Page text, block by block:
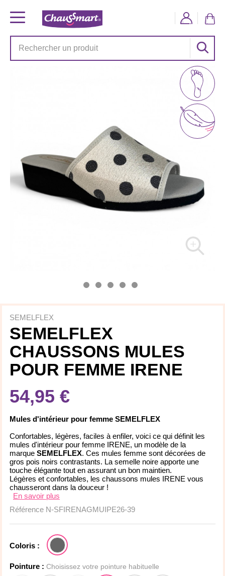
SEMELFLEX
SEMELFLEX
CHAUSSONS MULES
POUR FEMME IRENE
54,95 €
Mules d'intérieur pour femme SEMELFLEX
Confortables, légères, faciles à enfiler, voici ce qui définit les
mules d'intérieur pour femme IRENE, un modèle de la
marque SEMELFLEX. Ces mules femme sont décorées de
gros pois noirs contrastants. La semelle noire apporte une
touche élégante tout en assurant un bon maintien.
Légères et confortables, les chaussons mules IRENE vous
chausseront dans la douceur !
En savoir plus
Référence N-SFIRENAGMUIPE26-39
Coloris :
Pointure : Choisissez votre pointure habituelle